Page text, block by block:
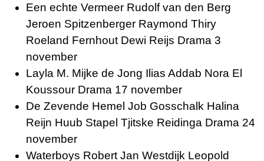
Een echte Vermeer Rudolf van den Berg
Jeroen Spitzenberger Raymond Thiry
Roeland Fernhout Dewi Reijs Drama 3
november
Layla M. Mijke de Jong Ilias Addab Nora El
Koussour Drama 17 november
De Zevende Hemel Job Gosschalk Halina
Reijn Huub Stapel Tjitske Reidinga Drama 24
november
Waterboys Robert Jan Westdijk Leopold